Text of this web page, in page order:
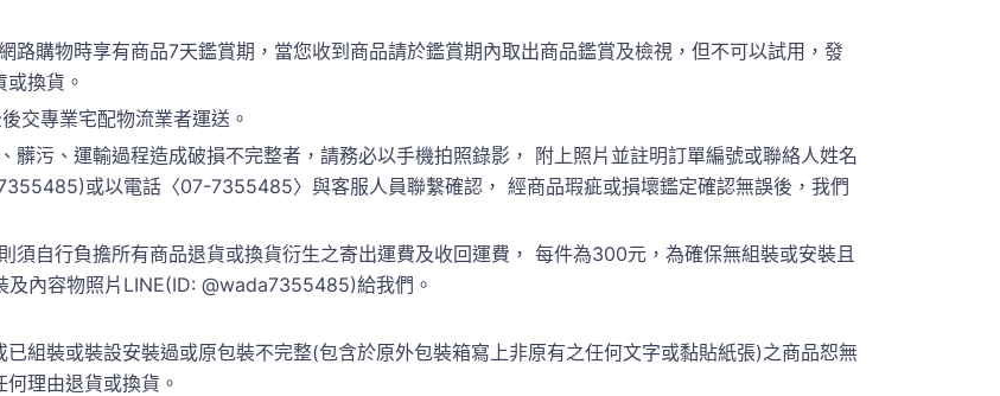
路購物時享有商品7天鑑賞期，當您收到商品請於鑑賞期內取出商品鑑賞及檢視，但不可以試用，發
換貨。
交專業宅配物流業者運送。
髒污、運輸過程造成破損不完整者，請務必以手機拍照錄影， 附上照片並註明訂單編號或聯絡人姓名
或以電話〈07-7355485〉與客服人員聯繫確認， 經商品瑕疵或損壞鑑定確認無誤後，我們
須自行負擔所有商品退貨或換貨衍生之寄出運費及收回運費， 每件為300元，為確保無組裝或安裝且
內容物照片LINE(ID: @wada7355485)給我們。
組裝或裝設安裝過或原包裝不完整(包含於原外包裝箱寫上非原有之任何文字或黏貼紙張)之商品恕無
理由退貨或換貨。